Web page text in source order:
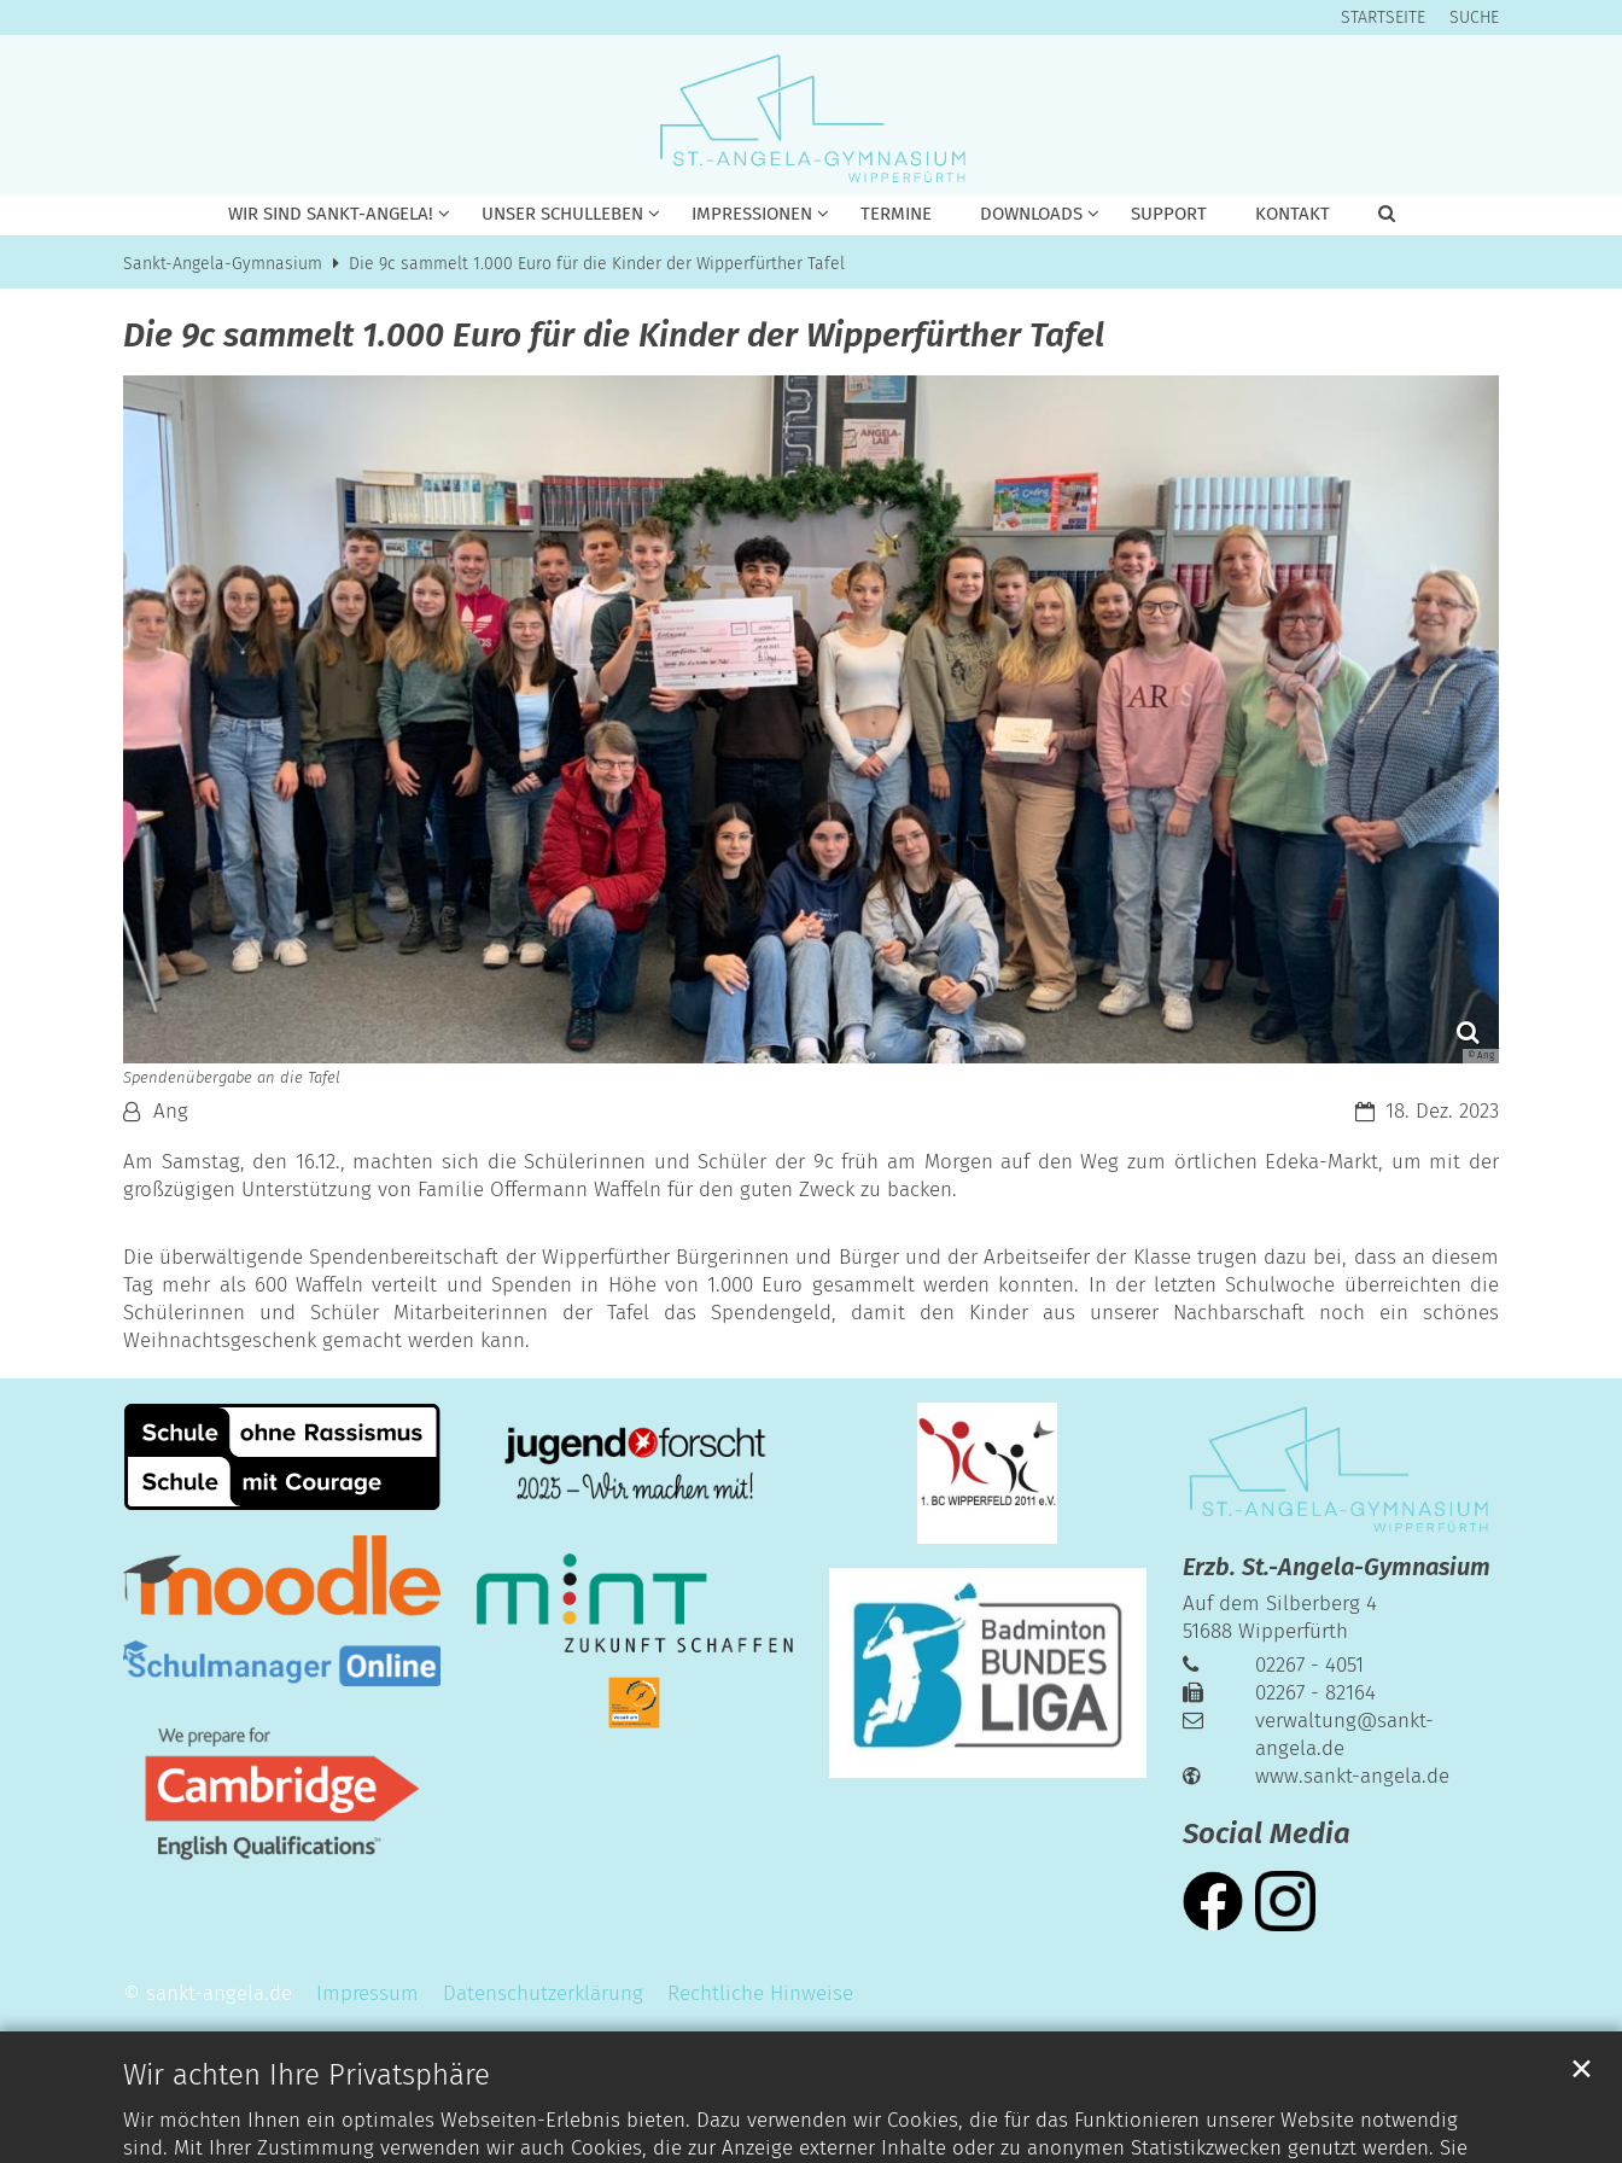
Wir achten Ihre Privatsphäre
Wir möchten Ihnen ein optimales Webseiten-Erlebnis bieten. Dazu verwenden wir Cookies, die für das Funktionieren unserer Website notwendig
sind. Mit Ihrer Zustimmung verwenden wir auch Cookies, die zur Anzeige externer Inhalte oder zu anonymen Statistikzwecken genutzt werden. Sie
✕
STARTSEITE SUCHE
WIR SIND SANKT-ANGELA! UNSER SCHULLEBEN IMPRESSIONEN TERMINE DOWNLOADS SUPPORT KONTAKT
Sankt-Angela-Gymnasium Die 9c sammelt 1.000 Euro für die Kinder der Wipperfürther Tafel
Die 9c sammelt 1.000 Euro für die Kinder der Wipperfürther Tafel
© Ang
Spendenübergabe an die Tafel
Datum:18. Dez. 2023
Von:Ang
Am Samstag, den 16.12., machten sich die Schülerinnen und Schüler der 9c früh am Morgen auf den Weg zum örtlichen Edeka-Markt, um mit der
großzügigen Unterstützung von Familie Offermann Waffeln für den guten Zweck zu backen.
Die überwältigende Spendenbereitschaft der Wipperfürther Bürgerinnen und Bürger und der Arbeitseifer der Klasse trugen dazu bei, dass an diesem
Tag mehr als 600 Waffeln verteilt und Spenden in Höhe von 1.000 Euro gesammelt werden konnten. In der letzten Schulwoche überreichten die
Schülerinnen und Schüler Mitarbeiterinnen der Tafel das Spendengeld, damit den Kinder aus unserer Nachbarschaft noch ein schönes
Weihnachtsgeschenk gemacht werden kann.
Erzb. St.-Angela-Gymnasium
Auf dem Silberberg 4
51688 Wipperfürth
02267 - 4051
02267 - 82164
verwaltung@sankt-
angela.de
www.sankt-angela.de
Social Media
© sankt-angela.de Impressum Datenschutzerklärung Rechtliche Hinweise